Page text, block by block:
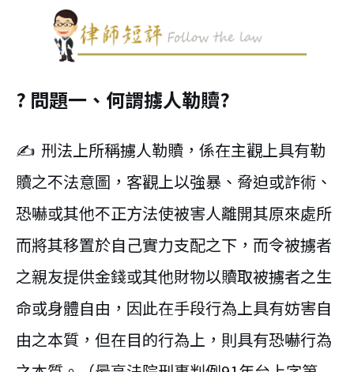
? 問題一、何謂擄人勒贖?
✍ 刑法上所稱擄人勒贖，係在主觀上具有勒
贖之不法意圖，客觀上以強暴、脅迫或詐術、
恐嚇或其他不正方法使被害人離開其原來處所
而將其移置於自己實力支配之下，而令被擄者
之親友提供金錢或其他財物以贖取被擄者之生
命或身體自由，因此在手段行為上具有妨害自
由之本質，但在目的行為上，則具有恐嚇行為